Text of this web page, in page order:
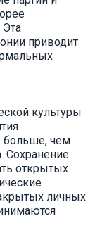
приводит
культуры
больше, чем
Сохранение
открытых
личных